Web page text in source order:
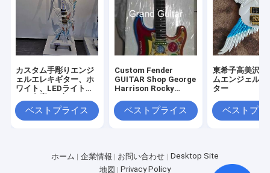
カスタム手彫りエンジ
ェルエレキギター、ホ
ワイト、LEDライト付
ベストプライス
Custom Fender
GUITAR Shop George
Harrison Rocky
エレキギター
ベストプライス
東希子高美沢の
ムエンジェル
ター
ベストプラ
ホーム 企業情報 お問い合わせ
Desktop Site
地図
Privacy Policy